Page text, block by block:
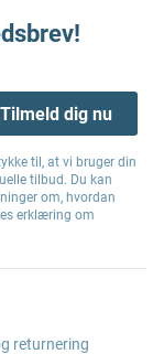
Tilmeld dig nu
til, at vi bruger din
tilbud. Du kan
om, hvordan
erklæring om
returnering